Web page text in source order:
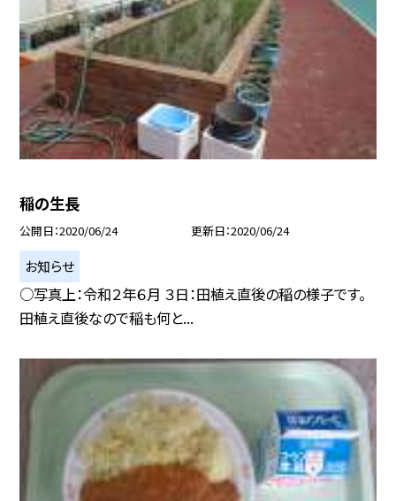
稲の生長
公開日 2020/06/24 更新日 2020/06/24
お知らせ
○写真上：令和２年６月 ３日：田植え直後の稲の様子です。
田植え直後なので稲も何と...